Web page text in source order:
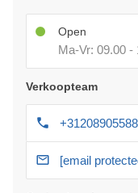
Open
Ma-Vr: 09.00 -
Verkoopteam
+31208905588
[email